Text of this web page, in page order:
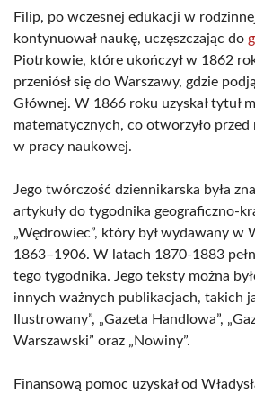
Filip, po wczesnej edukacji w
kontynuował naukę, uczęszczając do
Piotrkowie, które ukończył w 1862
przeniósł się do Warszawy, gdzie
Głównej. W 1866 roku uzyskał tytuł
matematycznych, co otworzyło
w pracy naukowej.
Jego twórczość dziennikarska była
artykuły do tygodnika geograficzno-
„Wędrowiec”, który był wydawany w
1863–1906. W latach 1870-1883
tego tygodnika. Jego teksty można
innych ważnych publikacjach, takich
Ilustrowany”, „Gazeta Handlowa”,
Warszawski” oraz „Nowiny”.
Finansową pomoc uzyskał od